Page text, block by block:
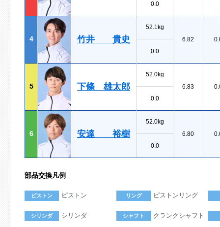
0.0
4 竹井 貴史
52.1kg
6.82
0.0
5 下條 雄太郎
52.0kg
6.83
0.0
6 安達 裕樹
52.0kg
6.80
0.0
部品交換凡例
ピストン ピストン リング ピストンリング
シリンダ シリンダ シャフト クランクシャフト